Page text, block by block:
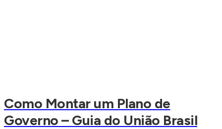
Como Montar um Plano de
Governo – Guia do União Brasil